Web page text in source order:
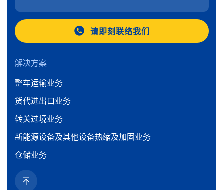
请即刻联络我们
解决方案
整车运输业务
货代进出口业务
转关过境业务
新能源设备及其他设备热缩及加固业务
仓储业务